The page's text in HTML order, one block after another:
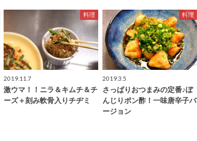
料理
2019.11.7
激ウマ！！ニラ＆キムチ＆チ
ーズ＋刻み軟骨入りチヂミ
料理
2019.3.5
さっぱりおつまみの定番♪ぼ
んじりポン酢！一味唐辛子バ
ージョン